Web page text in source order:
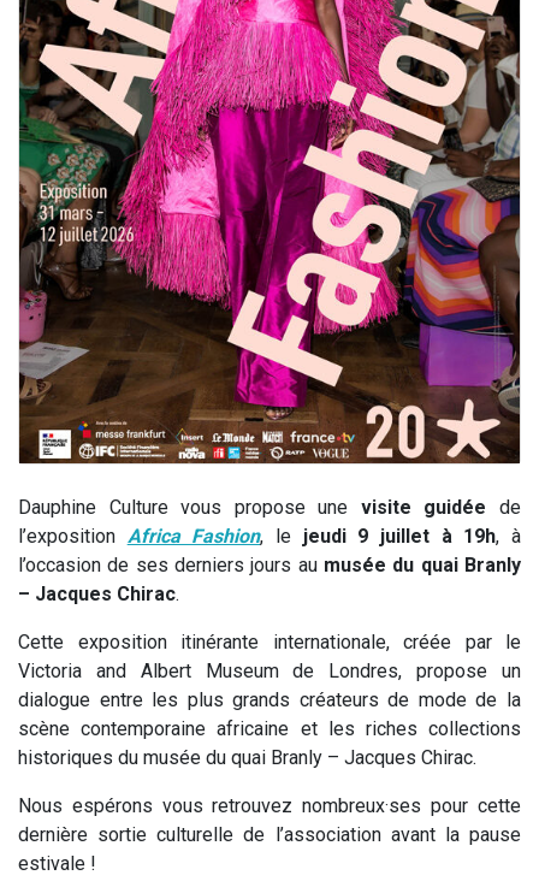
Dauphine Culture vous propose une visite guidéede
l’exposition Africa Fashion, le jeudi 9 juillet à 19h, à
l’occasion de ses derniers jours au musée du quai Branly
– Jacques Chirac.
Cette exposition itinérante internationale, créée par le
Victoria and Albert Museum de Londres, propose un
dialogue entre les plus grands créateurs de mode de la
scène contemporaine africaine et les riches collections
historiques du musée du quai Branly – Jacques Chirac.
Nous espérons vous retrouvez nombreux·ses pour cette
dernière sortie culturelle de l’association avant la pause
estivale !